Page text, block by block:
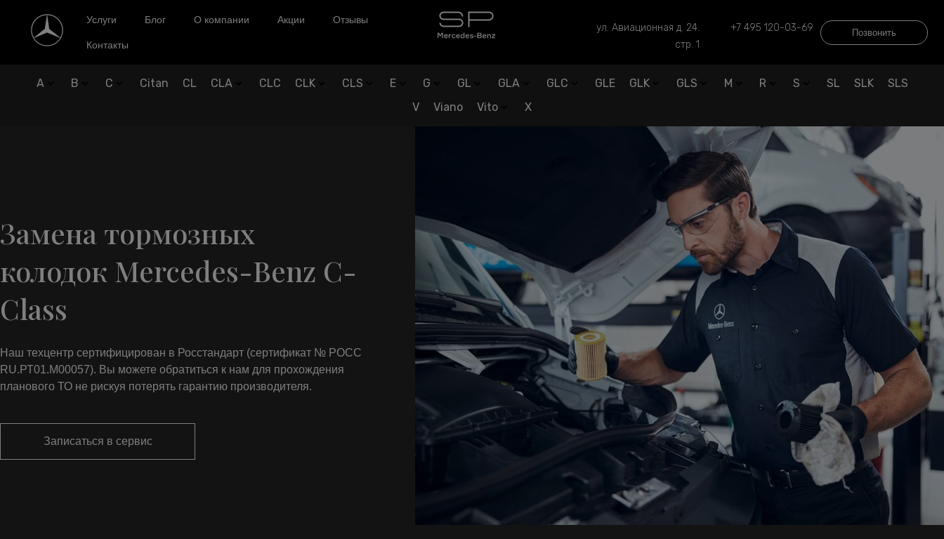
Услуги Блог О компании Акции Отзывы
Контакты
ул. Авиационная д. 24.
стр. 1
+7 495 120-03-69 Позвонить
A B C Citan CL CLA CLC CLK CLS E G GL GLA GLC GLE GLK GLS M R S SL SLK
SLS
V
Viano Vito X
Замена тормозных
колодок Mercedes-Benz C-
Class
Наш техцентр сертифицирован в Росстандарт (сертификат № РОСС
RU.РТ01.М00057). Вы можете обратиться к нам для прохождения
планового ТО не рискуя потерять гарантию производителя.
Записаться в сервис